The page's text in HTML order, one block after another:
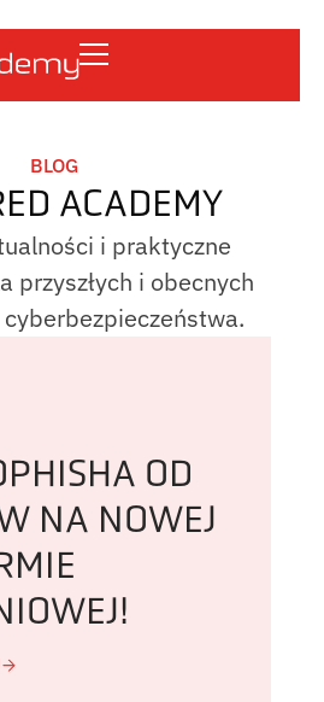
BLOG
ACADEMY
i praktyczne
przyszłych i obecnych
OD
NA NOWEJ